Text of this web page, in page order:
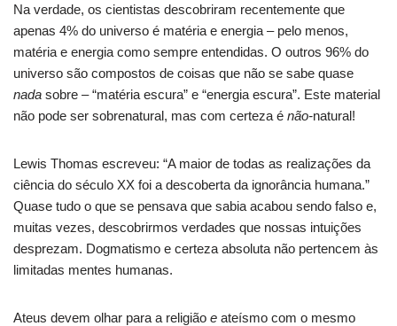
Na verdade, os cientistas descobriram recentemente que
apenas 4% do universo é matéria e energia – pelo menos,
matéria e energia como sempre entendidas. O outros 96% do
universo são compostos de coisas que não se sabe quase
nada sobre – “matéria escura” e “energia escura”. Este material
não pode ser sobrenatural, mas com certeza é não-natural!
Lewis Thomas escreveu: “A maior de todas as realizações da
ciência do século XX foi a descoberta da ignorância humana.”
Quase tudo o que se pensava que sabia acabou sendo falso e,
muitas vezes, descobrirmos verdades que nossas intuições
desprezam. Dogmatismo e certeza absoluta não pertencem às
limitadas mentes humanas.
Ateus devem olhar para a religião e ateísmo com o mesmo